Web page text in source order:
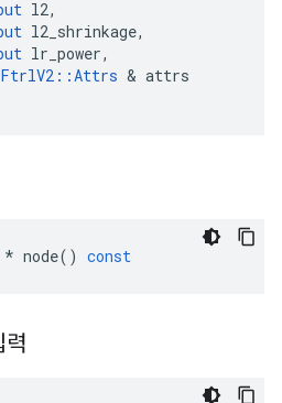
l2,
l2_shrinkage,
lr_power,
::Attrs & attrs
* node() const
력